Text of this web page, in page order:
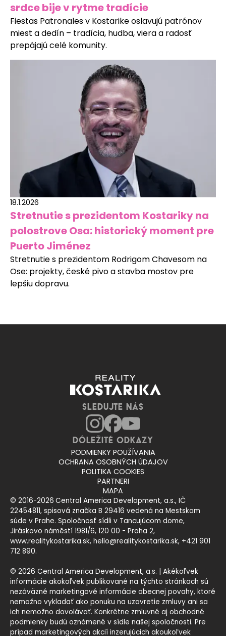
srdce bije v rytme tradície
Fiestas Patronales v Kostarike oslavujú patrónov
miest a dedín – tradícia, hudba, viera a radosť
prepájajú celé komunity.
18.1.2026
Stretnutie s prezidentom Kostariky na
polostrove Osa: historický moment pre
Puerto Jiménez
Stretnutie s prezidentom Rodrigom Chavesom na
Ose: projekty, české pivo a stavba mostov pre
lepšiu dopravu.
SLEDUJTE NÁS
Dôležité odkazy
PODMIENKY POUŽÍVANIA
OCHRANA OSOBNÝCH ÚDAJOV
POLITIKA COOKIES
PARTNERI
MAPA
© 2016-2026 Central America Development, a.s., IČ
22454811, spisová značka B 29416 vedená na Mestskom
súde v Prahe. Spoločnosť sídli v Tancujúcom dome,
Jiráskovo náměstí 1981/6, 120 00 - Praha 2,
www.realitykostarika.sk, hello@realitykostarika.sk, +421 901
712 890.
© 2026 Central America Development, a.s. | Akékoľvek
informácie akokoľvek publikované na týchto stránkach sú
nezáväzné marketingové informácie obecnej povahy, ktoré
nemožno vykladať ako ponuku na uzavretie zmluvy ani sa
ich nemožno dovolávať. Konkrétne zmluvné aj obchodné
podmienky budú oznámené v sídle našej spoločnosti. Pre
prípad marketingových akcií inzerujúcich akoukoľvek